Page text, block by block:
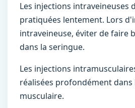
Les injections intraveineuses
pratiquées lentement. Lors
intraveineuse, éviter de faire
dans la seringue.
Les injections
réalisées profondément dans
musculaire.